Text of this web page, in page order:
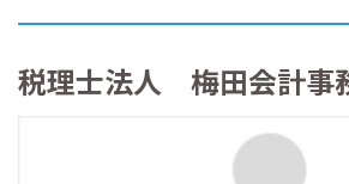
税理士法人 梅田会計事